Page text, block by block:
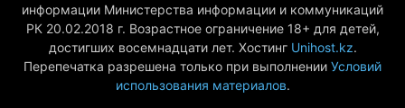
информации Министерства информации и коммуникаций
РК 20.02.2018 г. Возрастное ограничение 18+ для детей,
достигших восемнадцати лет. Хостинг Unihost.kz.
Перепечатка разрешена только при выполнении Условий
использования материалов.